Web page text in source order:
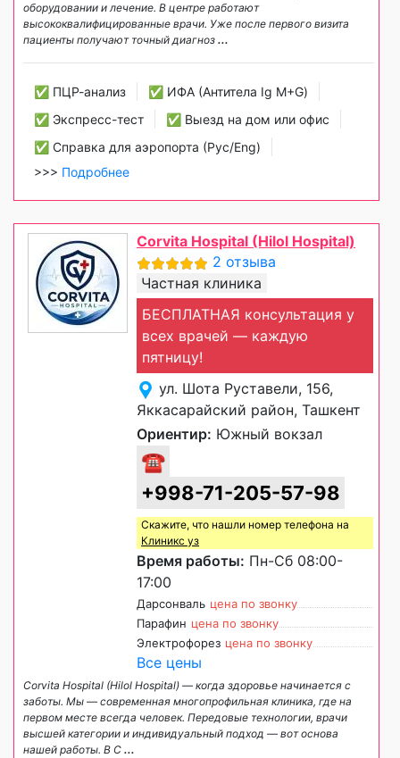
оборудовании и лечение. В центре работают
высококвалифицированные врачи. Уже после первого визита
пациенты получают точный диагноз ...
✅ ПЦР-анализ
✅ ИФА (Антитела Ig М+G)
✅ Экспресс-тест
✅ Выезд на дом или офис
✅ Справка для аэропорта (Рус/Eng)
>>> Подробнее
Corvita Hospital (Hilol Hospital)
2 отзыва
Частная клиника
БЕСПЛАТНАЯ консультация у
всех врачей — каждую
пятницу!
ул. Шота Руставели, 156,
Яккасарайский район, Ташкент
Ориентир: Южный вокзал
☎
+998-71-205-57-98
Скажите, что нашли номер телефона на
Клиникс уз
Время работы: Пн-Сб 08:00-
17:00
Дарсонваль цена по звонку
Парафин цена по звонку
Электрофорез цена по звонку
Все цены
Corvita Hospital (Hilol Hospital) — когда здоровье начинается с
заботы. Мы — современная многопрофильная клиника, где на
первом месте всегда человек. Передовые технологии, врачи
высшей категории и индивидуальный подход — вот основа
нашей работы. В C ...